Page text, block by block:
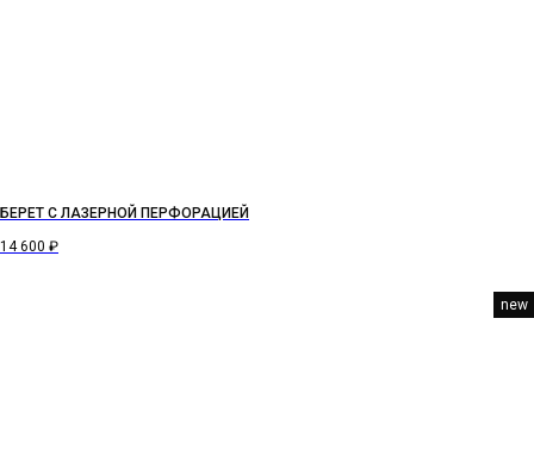
БЕРЕТ С ЛАЗЕРНОЙ ПЕРФОРАЦИЕЙ
14 600 ₽
new